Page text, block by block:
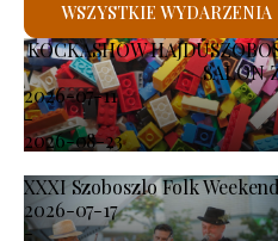
KOCKASHOW
SALON
2026-07-11
-
2026-08-23
XXXI Szoboszlo Folk Weekend
2026-07-17
-
WSZYSTKIE WYDARZENIA